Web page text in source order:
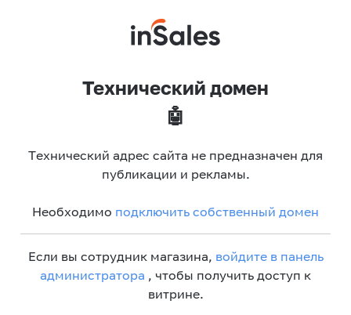
Технический домен
🤖
Технический адрес сайта не предназначен для
публикации и рекламы.
Необходимо подключить собственный домен
Если вы сотрудник магазина, войдите в панель
администратора , чтобы получить доступ к
витрине.